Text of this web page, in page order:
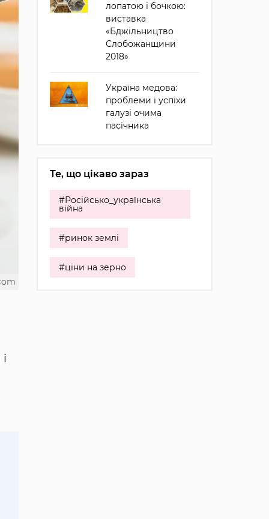
лопатою і бочкою:
виставка
«Бджільництво
Слобожанщини
2018»
Україна медова:
проблеми і успіхи
галузі очима
пасічника
Те, що цікаво зараз
#Російсько_українська
війна
#ринок землі
#ціни на зерно